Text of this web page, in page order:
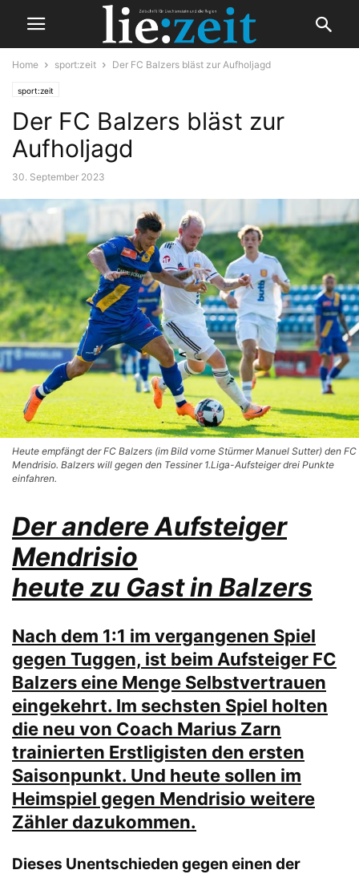
Home sport:zeit Der FC Balzers bläst zur Aufholjagd
sport:zeit
Der FC Balzers bläst zur
Aufholjagd
30. September 2023
Heute empfängt der FC Balzers (im Bild vorne Stürmer Manuel Sutter) den FC
Mendrisio. Balzers will gegen den Tessiner 1.Liga-Aufsteiger drei Punkte
einfahren.
Der andere Aufsteiger
Mendrisio
heute zu Gast in Balzers
Nach dem 1:1 im vergangenen Spiel
gegen Tuggen, ist beim Aufsteiger FC
Balzers eine Menge Selbstvertrauen
eingekehrt. Im sechsten Spiel holten
die neu von Coach Marius Zarn
trainierten Erstligisten den ersten
Saisonpunkt. Und heute sollen im
Heimspiel gegen Mendrisio weitere
Zähler dazukommen.
Dieses Unentschieden gegen einen der